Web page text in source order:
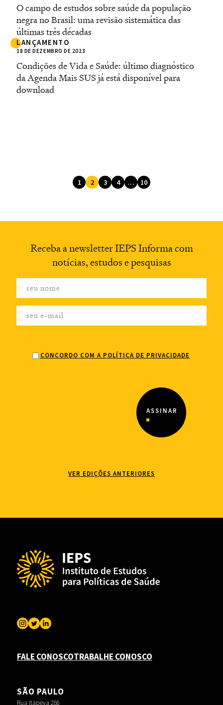
O campo de estudos sobre saúde da população
negra no Brasil: uma revisão sistemática das
últimas três décadas
LANÇAMENTO
18 DE DEZEMBRO DE 2023
Condições de Vida e Saúde: último diagnóstico
da Agenda Mais SUS já está disponível para
download
1 2 3 4 … 10
Receba a newsletterIEPS Informa com
notícias, estudos e pesquisas
CONCORDO COM A POLÍTICA DE PRIVACIDADE
VER EDIÇÕES ANTERIORES
FALE CONOSCOTRABALHE CONOSCO
SÃO PAULO
Rua Itapeva 286